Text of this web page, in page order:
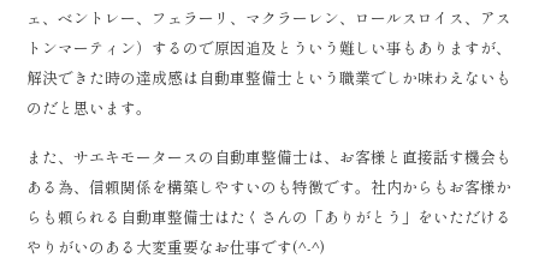
ェ、ベントレー、フェラーリ、マクラーレン、ロールスロイス、アス
トンマーティン）するので原因追及とういう難しい事もありますが、
解決できた時の達成感は自動車整備士という職業でしか味わえないも
のだと思います。
また、サエキモータースの自動車整備士は、お客様と直接話す機会も
ある為、信頼関係を構築しやすいのも特徴です。社内からもお客様か
らも頼られる自動車整備士はたくさんの「ありがとう」をいただける
やりがいのある大変重要なお仕事です(^-^)